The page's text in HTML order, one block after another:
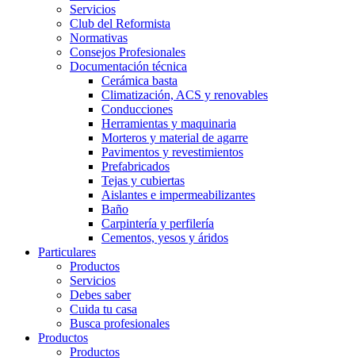
Servicios
Club del Reformista
Normativas
Consejos Profesionales
Documentación técnica
Cerámica basta
Climatización, ACS y renovables
Conducciones
Herramientas y maquinaria
Morteros y material de agarre
Pavimentos y revestimientos
Prefabricados
Tejas y cubiertas
Aislantes e impermeabilizantes
Baño
Carpintería y perfilería
Cementos, yesos y áridos
Particulares
Productos
Servicios
Debes saber
Cuida tu casa
Busca profesionales
Productos
Productos